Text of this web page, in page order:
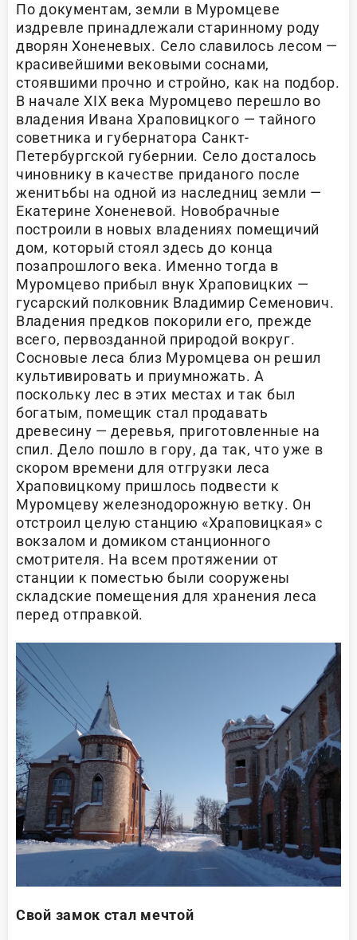
По документам, земли в Муромцеве
издревле принадлежали старинному роду
дворян Хоненевых. Село славилось лесом —
красивейшими вековыми соснами,
стоявшими прочно и стройно, как на подбор.
В начале XIX века Муромцево перешло во
владения Ивана Храповицкого — тайного
советника и губернатора Санкт-
Петербургской губернии. Село досталось
чиновнику в качестве приданого после
женитьбы на одной из наследниц земли —
Екатерине Хоненевой. Новобрачные
построили в новых владениях помещичий
дом, который стоял здесь до конца
позапрошлого века. Именно тогда в
Муромцево прибыл внук Храповицких —
гусарский полковник Владимир Семенович.
Владения предков покорили его, прежде
всего, первозданной природой вокруг.
Сосновые леса близ Муромцева он решил
культивировать и приумножать. А
поскольку лес в этих местах и так был
богатым, помещик стал продавать
древесину — деревья, приготовленные на
спил. Дело пошло в гору, да так, что уже в
скором времени для отгрузки леса
Храповицкому пришлось подвести к
Муромцеву железнодорожную ветку. Он
отстроил целую станцию «Храповицкая» с
вокзалом и домиком станционного
смотрителя. На всем протяжении от
станции к поместью были сооружены
складские помещения для хранения леса
перед отправкой.
Свой замок стал мечтой